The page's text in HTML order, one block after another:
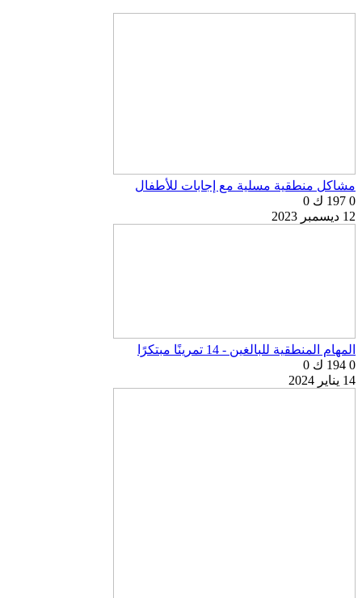
مشاكل منطقية مسلية مع إجابات للأطفال
0 197 ك
0
12 ديسمبر 2023
المهام المنطقية للبالغين - 14 تمرينًا مبتكرًا
0 194 ك
0
14 يناير 2024